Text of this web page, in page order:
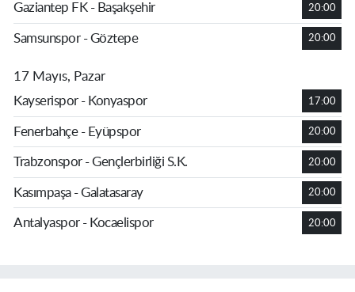
Gaziantep FK - Başakşehir 20:00
Samsunspor - Göztepe 20:00
17 Mayıs, Pazar
Kayserispor - Konyaspor
17:00
Fenerbahçe - Eyüpspor 20:00
Trabzonspor - Gençlerbirliği S.K. 20:00
Kasımpaşa - Galatasaray 20:00
Antalyaspor - Kocaelispor 20:00